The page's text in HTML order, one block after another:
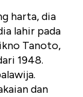
harta, dia
lahir pada
Tanoto,
1948.
dan